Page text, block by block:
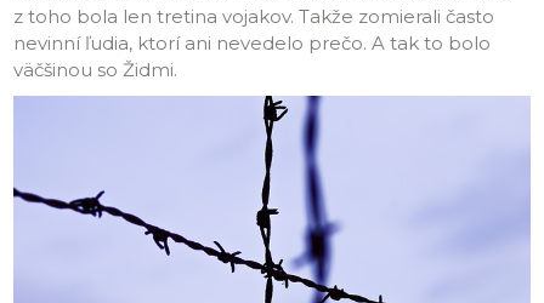
z toho bola len tretina vojakov. Takže zomierali často
nevinní ľudia, ktorí ani nevedelo prečo. A tak to bolo
väčšinou so Židmi.